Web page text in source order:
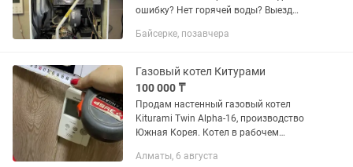
ошибку? Нет горячей воды? Выезд
Быстро находим причину
лишних...
Байсерке, позавчера
Газовый котел Китурами
100 000 ₸
Продам настенный газовый котел
Kiturami Twin Alpha-16, производство
Южная Корея. Котел в рабочем
горелка исправны, без нареканий.
Алматы, 6 августа